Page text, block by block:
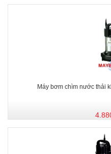
Máy bơm chìm nước thải